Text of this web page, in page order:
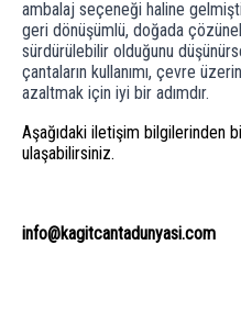
ambalaj seçeneği haline
geri dönüşümlü, doğada
sürdürülebilir olduğunu
çantaların kullanımı, çevre
azaltmak için iyi bir adımdır.
Aşağıdaki iletişim bilgilerinden
ulaşabilirsiniz.
info@kagitcantadunyasi.com